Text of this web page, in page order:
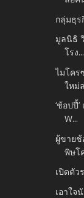
กลุ่มธุร
มูลนิธิ
โรง...
ไมโคร
ใหม่
‘ช้อปปี้
W...
ผู้ขายช้
พิษโ
เปิดตัว
เอาใจ